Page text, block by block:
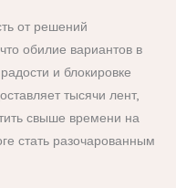
от решений
обилие вариантов в
и блокировке
тысячи лент,
свыше времени на
стать разочарованным